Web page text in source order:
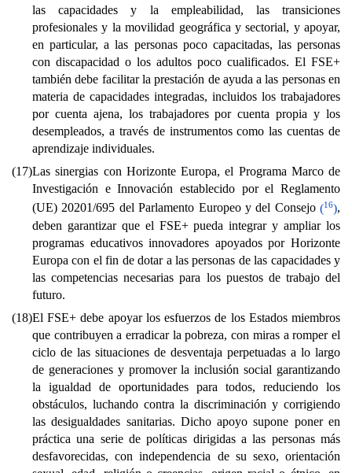
las capacidades y la empleabilidad, las transiciones
profesionales y la movilidad geográfica y sectorial, y apoyar,
en particular, a las personas poco capacitadas, las personas
con discapacidad o los adultos poco cualificados. El FSE+
también debe facilitar la prestación de ayuda a las personas en
materia de capacidades integradas, incluidos los trabajadores
por cuenta ajena, los trabajadores por cuenta propia y los
desempleados, a través de instrumentos como las cuentas de
aprendizaje individuales.
(17)Las sinergias con Horizonte Europa, el Programa Marco de
Investigación e Innovación establecido por el Reglamento
(UE) 20201/695 del Parlamento Europeo y del Consejo (16),
deben garantizar que el FSE+ pueda integrar y ampliar los
programas educativos innovadores apoyados por Horizonte
Europa con el fin de dotar a las personas de las capacidades y
las competencias necesarias para los puestos de trabajo del
futuro.
(18)El FSE+ debe apoyar los esfuerzos de los Estados miembros
que contribuyen a erradicar la pobreza, con miras a romper el
ciclo de las situaciones de desventaja perpetuadas a lo largo
de generaciones y promover la inclusión social garantizando
la igualdad de oportunidades para todos, reduciendo los
obstáculos, luchando contra la discriminación y corrigiendo
las desigualdades sanitarias. Dicho apoyo supone poner en
práctica una serie de políticas dirigidas a las personas más
desfavorecidas, con independencia de su sexo, orientación